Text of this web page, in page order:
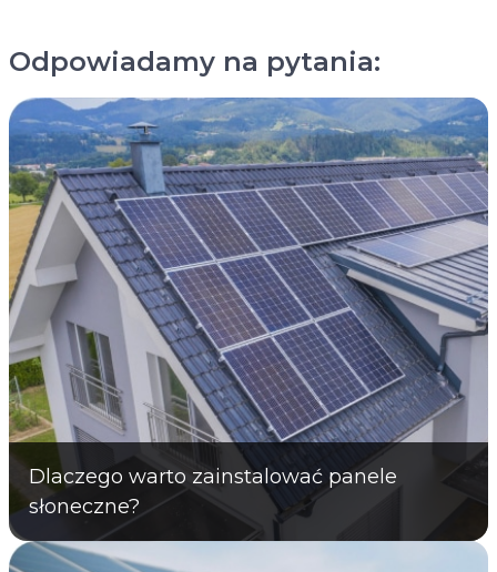
Odpowiadamy na pytania:
Dlaczego warto zainstalować panele
słoneczne?